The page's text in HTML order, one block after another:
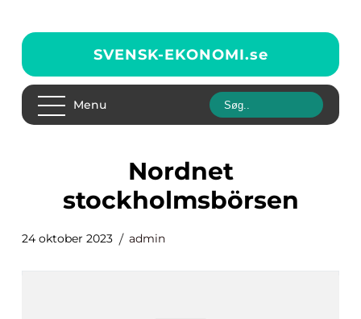
SVENSK-EKONOMI.se
Menu
nordnet
stockholmsbörsen
24 oktober 2023 admin